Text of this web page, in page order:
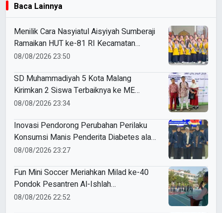
Baca Lainnya
Menilik Cara Nasyiatul Aisyiyah Sumberaji
Ramaikan HUT ke-81 RI Kecamatan
Sukodadi
08/08/2026 23:50
SD Muhammadiyah 5 Kota Malang
Kirimkan 2 Siswa Terbaiknya ke ME
Award 2026
08/08/2026 23:34
Inovasi Pendorong Perubahan Perilaku
Konsumsi Manis Penderita Diabetes ala
Mahasiswa Unesa
08/08/2026 23:27
Fun Mini Soccer Meriahkan Milad ke-40
Pondok Pesantren Al-Ishlah
Sendangagung
08/08/2026 22:52